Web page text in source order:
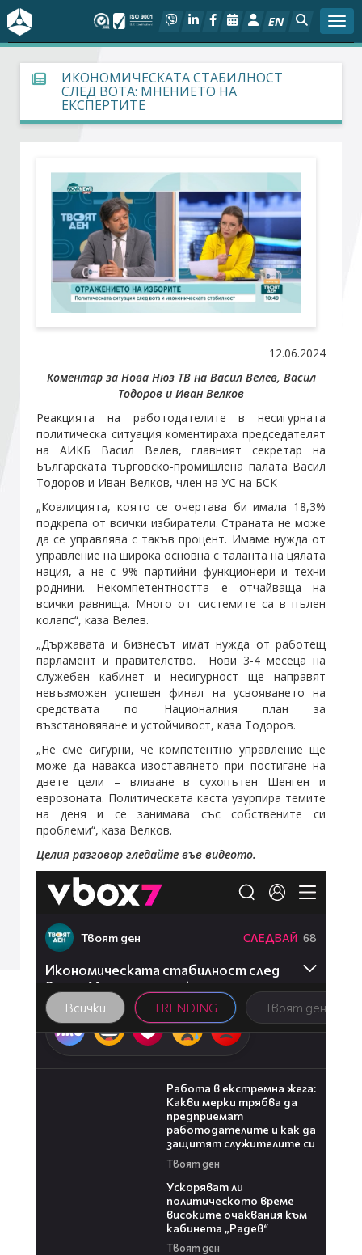
EN
За БСК
На фокус
Социален диалог
Дейности
Арбитражен съд
Абонирайте се!
ИКОНОМИЧЕСКАТА СТАБИЛНОСТ
СЛЕД ВОТА: МНЕНИЕТО НА
ЕКСПЕРТИТЕ
12.06.2024
Коментар за Нова Нюз ТВ на Васил Велев, Васил
Тодоров и Иван Велков
Реакцията на работодателите в несигурната
политическа ситуация коментираха председателят
на АИКБ Васил Велев, главният секретар на
Българската търговско-промишлена палата Васил
Тодоров и Иван Велков, член на УС на БСК
„Коалицията, която се очертава би имала 18,3%
подкрепа от всички избиратели. Страната не може
да се управлява с такъв процент. Имаме нужда от
управление на широка основна с таланта на цялата
нация, а не с 9% партийни функционери и техни
роднини. Некомпетентността е отчайваща на
всички равнища. Много от системите са в пълен
колапс“, каза Велев.
„Държавата и бизнесът имат нужда от работещ
парламент и правителство. Нови 3-4 месеца на
служебен кабинет и несигурност ще направят
невъзможен успешен финал на усвояването на
средствата по Националния план за
възстановяване и устойчивост, каза Тодоров.
„Не сме сигурни, че компетентно управление ще
може да навакса изоставянето при постигане на
двете цели – влизане в сухопътен Шенген и
еврозоната. Политическата каста узурпира темите
на деня и се занимава със собствените си
проблеми“, каза Велков.
Целия разговор гледайте във видеото.